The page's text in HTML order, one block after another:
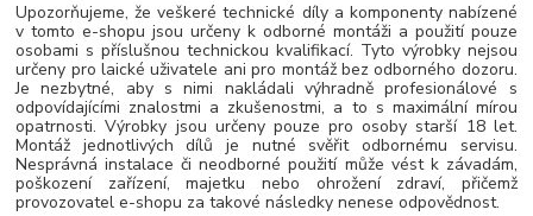
Upozorňujeme, že veškeré technické díly a komponenty nabízené
v tomto e-shopu jsou určeny k odborné montáži a použití pouze
osobami s příslušnou technickou kvalifikací. Tyto výrobky nejsou
určeny pro laické uživatele ani pro montáž bez odborného dozoru.
Je nezbytné, aby s nimi nakládali výhradně profesionálové s
odpovídajícími znalostmi a zkušenostmi, a to s maximální mírou
opatrnosti. Výrobky jsou určeny pouze pro osoby starší 18 let.
Montáž jednotlivých dílů je nutné svěřit odbornému servisu.
Nesprávná instalace či neodborné použití může vést k závadám,
poškození zařízení, majetku nebo ohrožení zdraví, přičemž
provozovatel e-shopu za takové následky nenese odpovědnost.